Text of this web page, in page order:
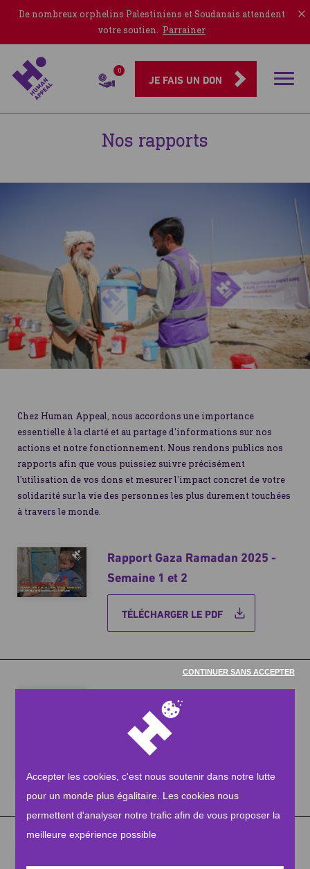
CONTINUER SANS ACCEPTER
Accepter les cookies, c'est nous soutenir dans notre lutte
pour un monde plus égalitaire. Les cookies nous
permettent d'analyser notre trafic afin de vous proposer la
meilleure expérience possible
De nombreux orphelins Palestiniens et Soudanais attendent
votre soutien. Parrainer
Rapports
0
JE FAIS UN DON
Nos rapports
Chez Human Appeal, nous accordons une importance
essentielle à la clarté et au partage d’informations sur nos
actions et notre fonctionnement. Nous rendons publics nos
rapports afin que vous puissiez suivre précisément
l’utilisation de vos dons et mesurer l’impact concret de votre
solidarité sur la vie des personnes les plus durement touchées
à travers le monde.
Rapport Gaza Ramadan 2025 -
Semaine 1 et 2
TÉLÉCHARGER LE PDF
Rapport Ramadan 2025 - 10
premiers jours
TÉLÉCHARGER LE PDF